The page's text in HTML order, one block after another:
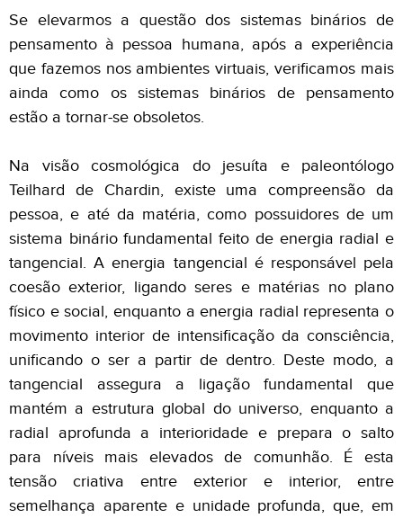
Se elevarmos a questão dos sistemas binários de
pensamento à pessoa humana, após a experiência
que fazemos nos ambientes virtuais, verificamos mais
ainda como os sistemas binários de pensamento
estão a tornar-se obsoletos.
Na visão cosmológica do jesuíta e paleontólogo
Teilhard de Chardin, existe uma compreensão da
pessoa, e até da matéria, como possuidores de um
sistema binário fundamental feito de energia radial e
tangencial. A energia tangencial é responsável pela
coesão exterior, ligando seres e matérias no plano
físico e social, enquanto a energia radial representa o
movimento interior de intensificação da consciência,
unificando o ser a partir de dentro. Deste modo, a
tangencial assegura a ligação fundamental que
mantém a estrutura global do universo, enquanto a
radial aprofunda a interioridade e prepara o salto
para níveis mais elevados de comunhão. É esta
tensão criativa entre exterior e interior, entre
semelhança aparente e unidade profunda, que, em